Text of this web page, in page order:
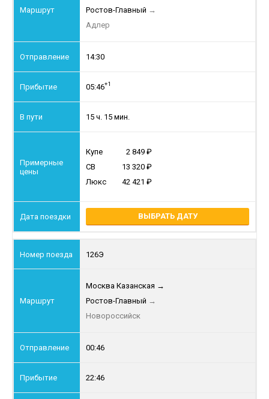
Ростов-Главный →
Адлер
14:30
05:46+1
15 ч. 15 мин.
Купе
2 849
СВ
13 320
Люкс
42 421
ВЫБРАТЬ ДАТУ
126Э
Москва Казанская →
Ростов-Главный →
Новороссийск
00:46
22:46